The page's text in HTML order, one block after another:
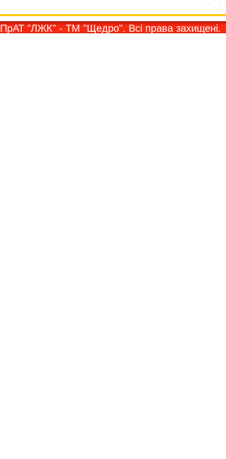
ПрАТ "ЛЖК" - ТМ "Щедро". Всi права захищенi.